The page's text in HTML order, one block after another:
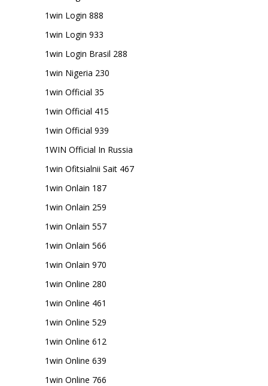
1win Login 888
1win Login 933
1win Login Brasil 288
1win Nigeria 230
1win Official 35
1win Official 415
1win Official 939
1WIN Official In Russia
1win Ofitsialnii Sait 467
1win Onlain 187
1win Onlain 259
1win Onlain 557
1win Onlain 566
1win Onlain 970
1win Online 280
1win Online 461
1win Online 529
1win Online 612
1win Online 639
1win Online 766